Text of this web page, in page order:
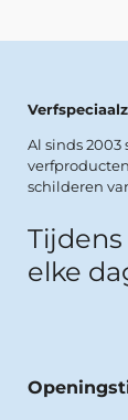
Al sinds
schilderen
elke